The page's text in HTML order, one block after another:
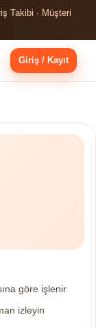
Takibi · Müşteri
Giriş / Kayıt
göre işlenir
izleyin